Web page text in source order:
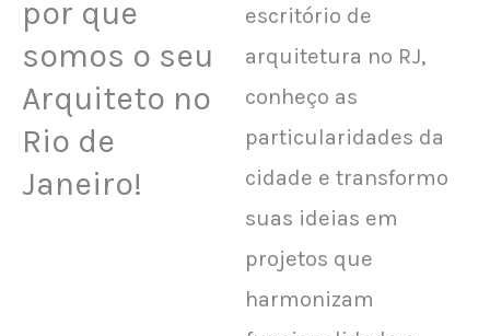
por que
somos o seu
Arquiteto no
Rio de
Janeiro!
escritório de
arquitetura no RJ,
conheço as
particularidades da
cidade e transformo
suas ideias em
projetos que
harmonizam